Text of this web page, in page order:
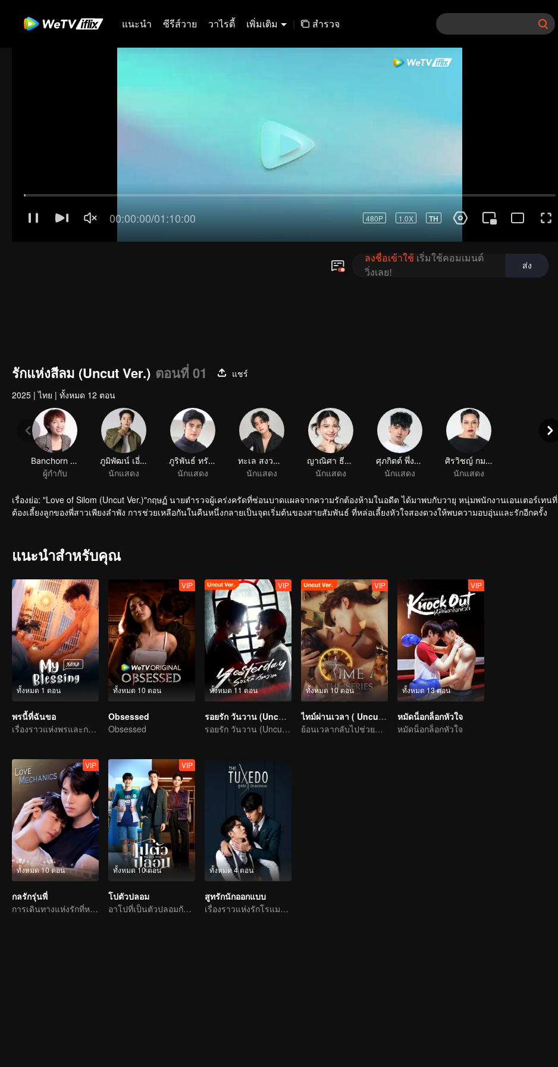
แนะนำ ซีรีส์วาย วาไรตี้ เพิ่มเติม | สำรวจ
รักแห่งสีลม (Uncut Ver.) ตอนที่ 01
แชร์
2025 | ไทย | ทั้งหมด 12 ตอน
Banchorn Vorasataree
ผู้กำกับ
ภูมิพัฒน์ เอี่ยมสำอาง
นักแสดง
ภูริพันธ์ ทรัพย์แสงสวัสดิ์
นักแสดง
ทะเล สงวนดีกุล
นักแสดง
ญาณิศา ธีราธร
นักแสดง
ศุภกิตต์ พึ่งพระเดช
นักแสดง
ศิรวิชญ์ กมลวรวุฒิ
นักแสดง
เรื่องย่อ: "Love of Silom (Uncut Ver.)"กฤษฏ์ นายตำรวจผู้เคร่งครัดที่ซ่อนบาดแผลจากความรักต้องห้ามในอดีต ได้มาพบกับวายุ หนุ่มพนักงานเอนเตอร์เทนที่
ต้องเลี้ยงลูกของพี่สาวเพียงลำพัง การช่วยเหลือกันในคืนหนึ่งกลายเป็นจุดเริ่มต้นของสายสัมพันธ์ ที่หล่อเลี้ยงหัวใจสองดวงให้พบความอบอุ่นและรักอีกครั้ง
แนะนำสำหรับคุณ
ทั้งหมด 1 ตอน
พรนี้ที่ฉันขอ
เรื่องราวแห่งพรและการสะท้อนชีวิต
ทั้งหมด 10 ตอน
VIP
Obsessed
Obsessed
ทั้งหมด 11 ตอน
VIP
รอยรัก วันวาน (Uncut Ver.)
รอยรัก วันวาน (Uncut Ver.)
ทั้งหมด 10 ตอน
VIP
ไทม์ผ่านเวลา ( Uncut Ver.)
ย้อนเวลากลับไปช่วยชีวิตคนรัก
ทั้งหมด 13 ตอน
VIP
หมัดน็อกล็อกหัวใจ
หมัดน็อกล็อกหัวใจ
ทั้งหมด 10 ตอน
VIP
กลรักรุ่นพี่
การเดินทางแห่งรักที่หวานขม
ทั้งหมด 10 ตอน
VIP
โปตัวปลอม
อาโปที่เป็นตัวปลอมกับคู่หมั้นที่อ่านใจได้
ทั้งหมด 4 ตอน
สูทรักนักออกแบบ
เรื่องราวแห่งรักโรแมนติก